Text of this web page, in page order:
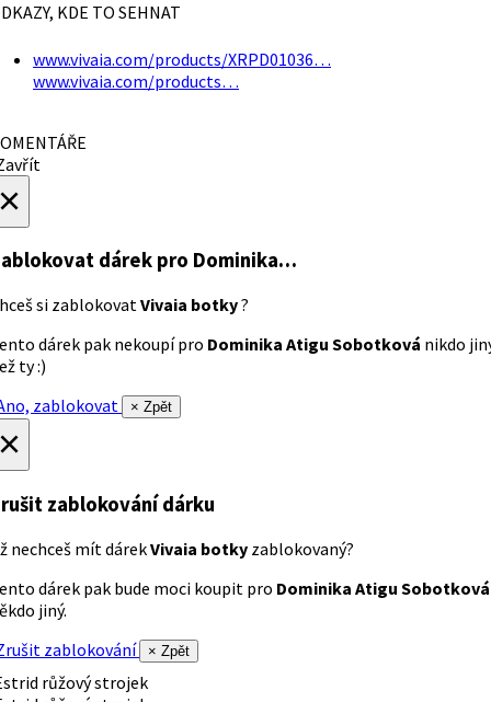
KDE TO SEHNAT
www.vivaia.com/products/XRPD01036…
www.vivaia.com/products…
dárek pro Dominika…
si zablokovatVivaia botky?
dárek pak nekoupí pro Dominika Atigu Sobotková nikdo
ty :)
zablokovat
× Zpět
zablokování dárku
nechceš mít dárekVivaia botky zablokovaný?
dárek pak bude moci koupit pro Dominika Atigu Sobotková
jiný.
zablokování
× Zpět